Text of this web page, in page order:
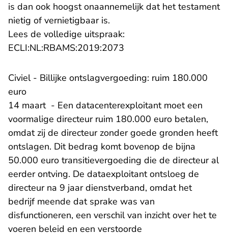
is dan ook hoogst onaannemelijk dat het testament
nietig of vernietigbaar is.
Lees de volledige uitspraak:
ECLI:NL:RBAMS:2019:2073
Civiel - Billijke ontslagvergoeding: ruim 180.000
euro
14 maart - Een datacenterexploitant moet een
voormalige directeur ruim 180.000 euro betalen,
omdat zij de directeur zonder goede gronden heeft
ontslagen. Dit bedrag komt bovenop de bijna
50.000 euro transitievergoeding die de directeur al
eerder ontving. De dataexploitant ontsloeg de
directeur na 9 jaar dienstverband, omdat het
bedrijf meende dat sprake was van
disfunctioneren, een verschil van inzicht over het te
voeren beleid en een verstoorde